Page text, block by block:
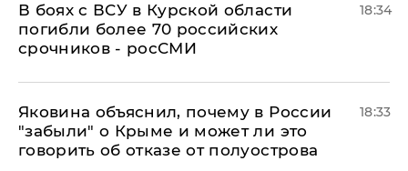
В боях с ВСУ в Курской области
погибли более 70 российских
срочников - росСМИ
18:34
Яковина объяснил, почему в России
"забыли" о Крыме и может ли это
говорить об отказе от полуострова
18:33